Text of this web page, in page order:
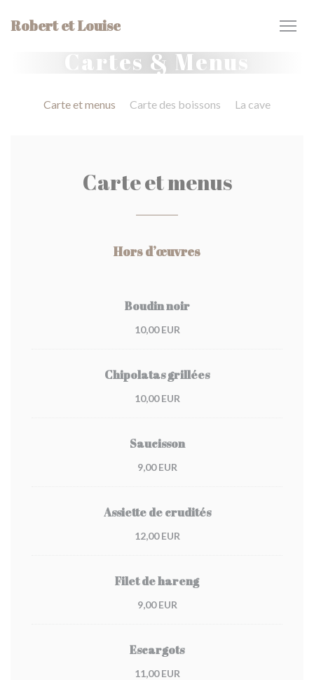
Robert et Louise
Cartes & Menus
Carte et menus Carte des boissons La cave
Carte et menus
Hors d’œuvres
Boudin noir
10,00 EUR
Chipolatas grillées
10,00 EUR
Saucisson
9,00 EUR
Assiette de crudités
12,00 EUR
Filet de hareng
9,00 EUR
Escargots
11,00 EUR